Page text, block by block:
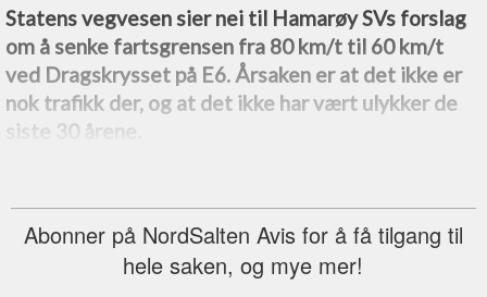
Statens vegvesen sier nei til Hamarøy SVs forslag
om å senke fartsgrensen fra 80 km/t til 60 km/t
ved Dragskrysset på E6. Årsaken er at det ikke er
nok trafikk der, og at det ikke har vært ulykker de
siste 30 årene.
Abonner på NordSalten Avis for å få tilgang til
hele saken, og mye mer!